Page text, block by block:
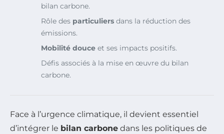
bilan carbone.
Rôle des particuliers dans la réduction des
émissions.
Mobilité douce et ses impacts positifs.
Défis associés à la mise en œuvre du bilan
carbone.
Face à l’urgence climatique, il devient essentiel
d’intégrer le bilan carbone dans les politiques de